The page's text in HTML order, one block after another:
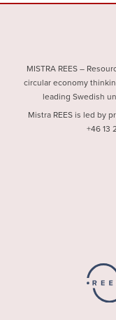
MISTRA REES –
circular economy
leading Swedish
Mistra REES is led by
+46 13